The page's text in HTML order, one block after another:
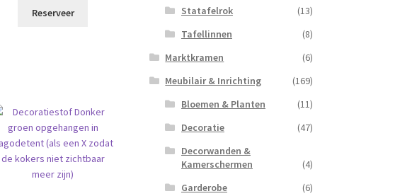
Reserveer
Statafelrok
(13)
Tafellinnen
(8)
Marktkramen
(6)
Meubilair & Inrichting
(169)
Bloemen & Planten
(11)
Decoratie
(47)
Decorwanden &
Kamerschermen
(4)
Garderobe
(6)